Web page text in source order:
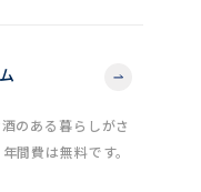
のある暮らしがさ
間費は無料です。